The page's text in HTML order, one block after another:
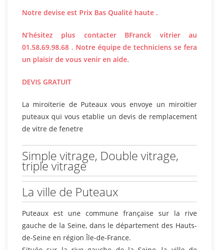
Notre devise est Prix Bas Qualité haute .
N’hésitez plus contacter BFranck vitrier au
01.58.69.98.68 . Notre équipe de techniciens se fera
un plaisir de vous venir en aide.
DEVIS GRATUIT
La miroiterie de Puteaux vous envoye un miroitier
puteaux qui vous etablie un devis de remplacement
de vitre de fenetre
Simple vitrage, Double vitrage,
triple vitrage
La ville de Puteaux
Puteaux est une commune française sur la rive
gauche de la Seine, dans le département des Hauts-
de-Seine en région Île-de-France.